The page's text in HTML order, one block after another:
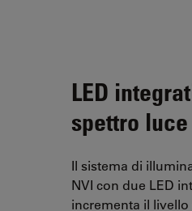
LED
spettro
Il sistema di
NVI con due LED
incrementa il